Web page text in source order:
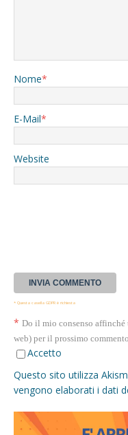
Nome*
E-Mail*
Website
* Questa casella GDPR è richiesta
* Do il mio consenso
web) per il prossimo
Accetto
Questo sito utilizza
vengono elaborati i dati